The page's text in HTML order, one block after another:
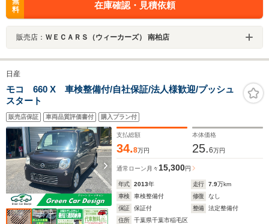
料
在庫確認・見積依頼
販売店： ＷＥＣＡＲＳ（ウィーカーズ） 南柏店
日産
モコ 660 X 車検整備付/自社保証/法人様歓迎/プッシュ
スタート
販売店保証 車両品質評価書付 購入プラン付
支払総額
34.8万円
本体価格
25.6万円
通常ローン 月々 15,300円
年式 2013年 走行 7.9万km
車検
車検整備付 修復
なし
保証
保証付 整備
法定整備付
住所
千葉県千葉市稲毛区